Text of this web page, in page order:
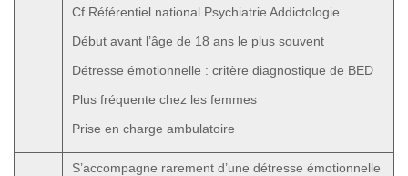
Cf Référentiel national Psychiatrie Addictologie
Début avant l’âge de 18 ans le plus souvent
Détresse émotionnelle : critère diagnostique de BED
Plus fréquente chez les femmes
Prise en charge ambulatoire
S’accompagne rarement d’une détresse émotionnelle